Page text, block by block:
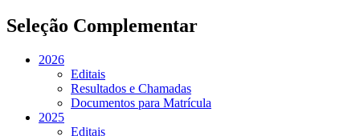
Seleção Complementar
2026
Editais
Resultados e Chamadas
Documentos para Matrícula
2025
Editais